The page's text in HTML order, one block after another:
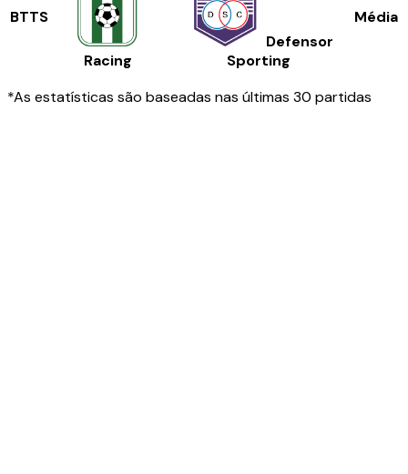
BTTS
Racing
Defensor
Sporting
Média
*As estatísticas são baseadas nas últimas 30 partidas